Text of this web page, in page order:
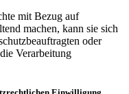
mit Bezug auf
machen, kann sie sich
oder
Verarbeitung